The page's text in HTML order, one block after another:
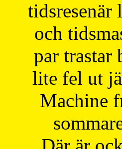
tidsresenär
och
par trastar
lite fel ut
Machine